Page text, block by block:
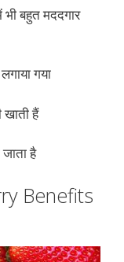
बहुत मददगार
गया
खाती हैं
है
Benefits